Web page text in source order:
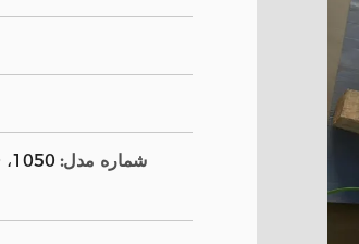
شماره مدل: